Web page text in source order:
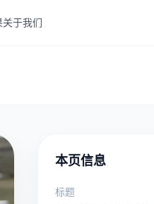
、课程安排说明、实操
关于我们
本页信息
标题